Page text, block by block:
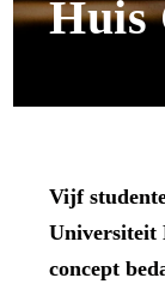
Huis
Vijf
Universiteit
concept